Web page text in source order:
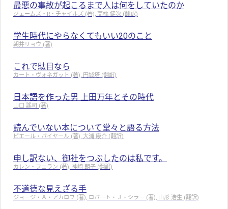
最悪の事故が起こるまで人は何をしていたのか
ジェームズ・R・チャイルズ (著), 高橋 健次 (翻訳)
学生時代にやらなくてもいい20のこと
朝井リョウ (著)
これで駄目なら
カート・ヴォネガット (著), 円城塔 (翻訳)
日本語を作った男 上田万年とその時代
山口 謠司 (著)
読んでいない本について堂々と語る方法
ピエール・バイヤール (著), 大浦 康介 (翻訳)
申し訳ない、御社をつぶしたのは私です。
カレン・フェラン (著), 神崎 朗子 (翻訳)
不道徳な見えざる手
ジョージ・Ａ・アカロフ (著), ロバート・Ｊ・シラー (著), 山形 浩生 (翻訳)